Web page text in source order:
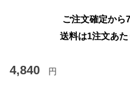
ご注文確定から
送料は1注文あた
4,840 円